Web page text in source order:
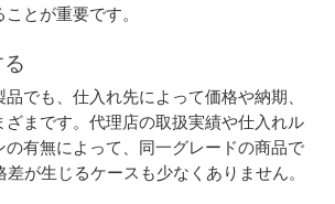
とが重要です。
でも、仕入れ先によって価格や納期、
ざまです。代理店の取扱実績や仕入れル
の有無によって、同一グレードの商品で
差が生じるケースも少なくありません。